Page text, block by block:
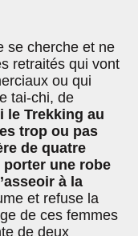
se cherche et ne
retraités qui vont
ou qui
tai-chi, de
le Trekking au
trop ou pas
de quatre
une robe
à la
et refuse la
de ces femmes
de deux